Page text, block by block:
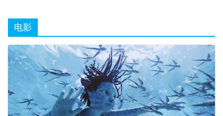
电影